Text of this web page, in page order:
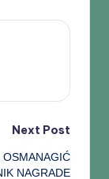
Next Post
OSMANAGIĆ
NAGRADE